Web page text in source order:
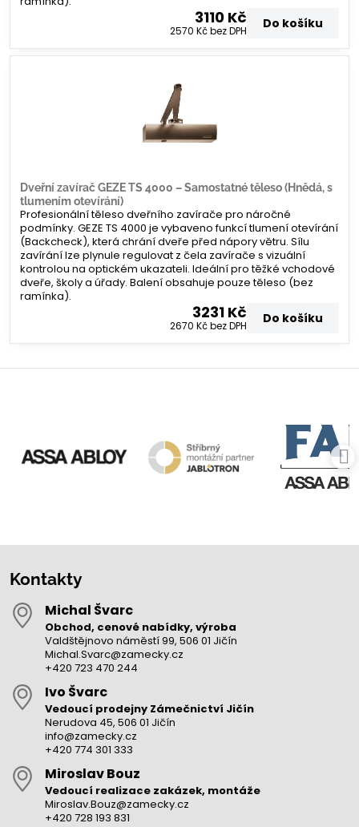
3110 Kč
2570 Kčbez DPH Do košíku
Dveřní zavírač GEZE TS 4000 – Samostatné těleso (Hnědá, s
tlumením otevírání)
Profesionální těleso dveřního zavírače pro náročné
podmínky. GEZE TS 4000 je vybaveno funkcí tlumení otevírání
(Backcheck), která chrání dveře před nápory větru. Sílu
zavírání lze plynule regulovat z čela zavírače s vizuální
kontrolou na optickém ukazateli. Ideální pro těžké vchodové
dveře, školy a úřady. Balení obsahuje pouze těleso (bez
ramínka).
3231 Kč
2670 Kčbez DPH Do košíku
Kontakty
Michal Švarc
Obchod, cenové nabídky, výroba
Valdštějnovo náměstí 99, 506 01 Jičín
Michal.Svarc@zamecky.cz
+420 723 470 244
Ivo Švarc
Vedoucí prodejny Zámečnictví Jičín
Nerudova 45, 506 01 Jičín
info@zamecky.cz
+420 774 301 333
Miroslav Bouz
Vedoucí realizace zakázek, montáže
Miroslav.Bouz@zamecky.cz
+420 728 193 831